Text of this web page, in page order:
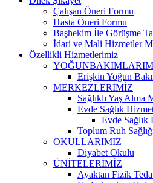
Çalışan Öneri Formu
Hasta Öneri Formu
Başhekim İle Görüşme
İdari ve Mali Hizmetler
Özellikli Hizmetlerimiz
Erişkin Yoğun
MERKEZLERİMİZ
Sağlıklı Yaş Alma
Evde Sağlık
Evde
Toplum Ruh
OKULLARIMIZ
Diyabet Okulu
ÜNİTELERİMİZ
Ayaktan Fizik